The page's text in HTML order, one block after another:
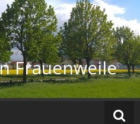
Frauenweile